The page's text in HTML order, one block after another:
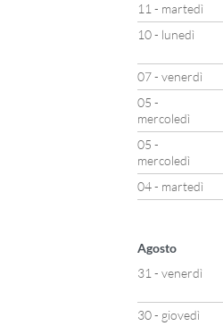
11 - martedì
10 - lunedì
07 - venerdì
05 -
mercoledì
05 -
mercoledì
04 - martedì
Agosto
31 - venerdì
30 - giovedì